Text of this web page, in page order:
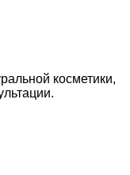
косметики,